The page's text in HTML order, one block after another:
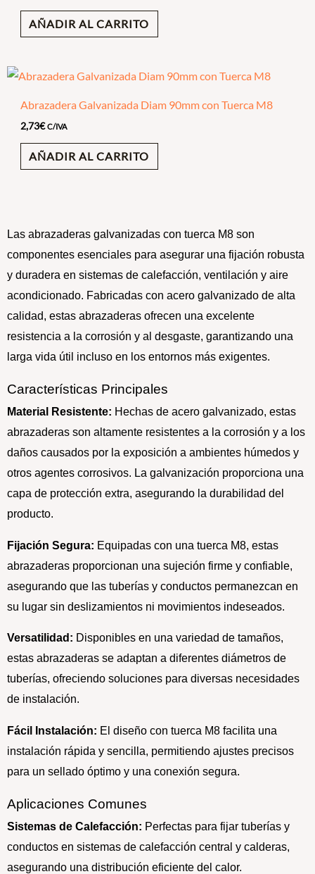
AÑADIR AL CARRITO
Abrazadera Galvanizada Diam 90mm con Tuerca M8
2,73€ C/IVA
AÑADIR AL CARRITO
Las abrazaderas galvanizadas con tuerca M8 son
componentes esenciales para asegurar una fijación robusta
y duradera en sistemas de calefacción, ventilación y aire
acondicionado. Fabricadas con acero galvanizado de alta
calidad, estas abrazaderas ofrecen una excelente
resistencia a la corrosión y al desgaste, garantizando una
larga vida útil incluso en los entornos más exigentes.
Características Principales
Material Resistente: Hechas de acero galvanizado, estas
abrazaderas son altamente resistentes a la corrosión y a los
daños causados por la exposición a ambientes húmedos y
otros agentes corrosivos. La galvanización proporciona una
capa de protección extra, asegurando la durabilidad del
producto.
Fijación Segura: Equipadas con una tuerca M8, estas
abrazaderas proporcionan una sujeción firme y confiable,
asegurando que las tuberías y conductos permanezcan en
su lugar sin deslizamientos ni movimientos indeseados.
Versatilidad: Disponibles en una variedad de tamaños,
estas abrazaderas se adaptan a diferentes diámetros de
tuberías, ofreciendo soluciones para diversas necesidades
de instalación.
Fácil Instalación: El diseño con tuerca M8 facilita una
instalación rápida y sencilla, permitiendo ajustes precisos
para un sellado óptimo y una conexión segura.
Aplicaciones Comunes
Sistemas de Calefacción: Perfectas para fijar tuberías y
conductos en sistemas de calefacción central y calderas,
asegurando una distribución eficiente del calor.